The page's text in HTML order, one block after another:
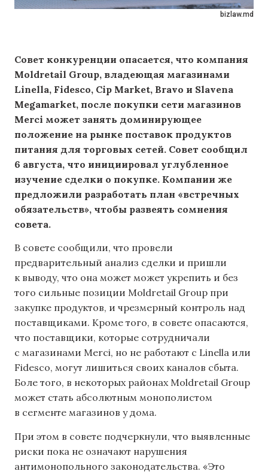
bizlaw.md
Совет конкуренции опасается, что компания
Moldretail Group, владеющая магазинами
Linella, Fidesco, Cip Market, Bravo и Slavena
Megamarket, после покупки сети магазинов
Merci может занять доминирующее
положение на рынке поставок продуктов
питания для торговых сетей. Совет сообщил
6 августа, что инициировал углубленное
изучение сделки о покупке. Компании же
предложили разработать план «встречных
обязательств», чтобы развеять сомнения
совета.
В совете сообщили, что провели
предварительный анализ сделки и пришли
к выводу, что она может может укрепить и без
того сильные позиции Moldretail Group при
закупке продуктов, и чрезмерный контроль над
поставщиками. Кроме того, в совете опасаются,
что поставщики, которые сотрудничали
с магазинами Merci, но не работают с Linella или
Fidesco, могут лишиться своих каналов сбыта.
Боле того, в некоторых районах Moldretail Group
может стать абсолютным монополистом
в сегменте магазинов у дома.
При этом в совете подчеркнули, что выявленные
риски пока не означают нарушения
антимонопольного законодательства. «Это